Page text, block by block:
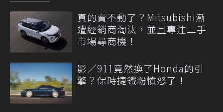
真的賣不動了？Mitsubishi漸
遭經銷商淘汰，並且專注二手
市場尋商機！
影／911竟然換了Honda的引
擎？保時捷鐵粉憤怒了！